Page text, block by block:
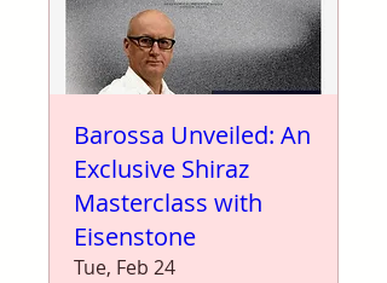
Barossa Unveiled: An
Exclusive Shiraz
Masterclass with
Eisenstone
Tue, Feb 24